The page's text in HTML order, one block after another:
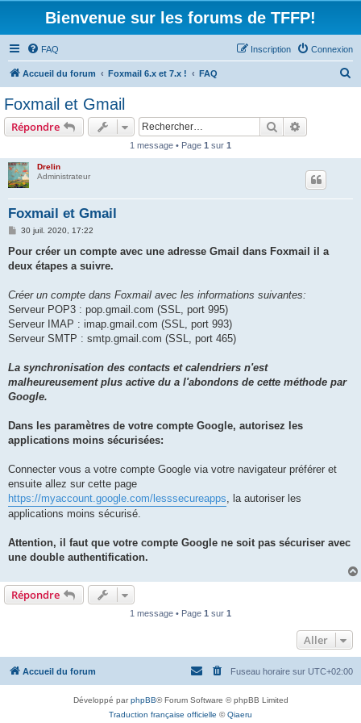
Bienvenue sur les forums de TFFP!
FAQ Connexion
Inscription
Accueil du forum Foxmail 6.x et 7.x ! FAQ
Foxmail et Gmail
Répondre Rechercher
1 message • Page 1 sur 1
Drelin
Administrateur
Foxmail et Gmail
M
s
a
30 juil. 2020, 17:22
Pour créer un compte avec une adresse Gmail dans Foxmail il a
deux étapes a suivre.
Créer un compte dans Foxmail avec les informations suivantes:
Serveur POP3 : pop.gmail.com (SSL, port 995)
Serveur IMAP : imap.gmail.com (SSL, port 993)
Serveur SMTP : smtp.gmail.com (SSL, port 465)
La synchronisation des contacts et calendriers n'est
malheureusement plus active du a l'abondons de cette méthode par
Google.
Dans les paramètres de votre compte Google, autorisez les
applications moins sécurisées:
Connecter vous a votre compte Google via votre navigateur préférer et
ensuite allez sur cette page
https://myaccount.google.com/lesssecureapps, la autoriser les
applications moins sécurisé.
Attention, il faut que votre compte Google ne soit pas sécuriser avec
une double authentification.
Répondre
1 message • Page 1 sur 1
Aller
Accueil du forum Fuseau horaire sur UTC+02:00
Développé parphpBB® Forum Software © phpBB Limited
Traduction française officielle ©Qiaeru